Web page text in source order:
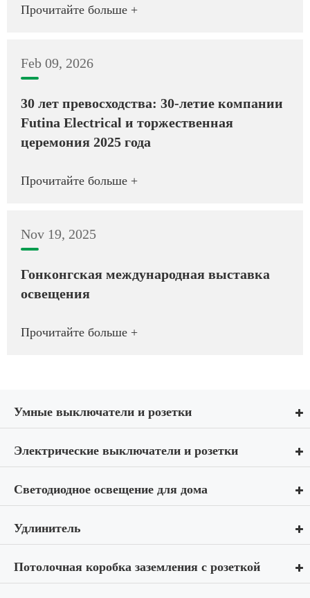
Прочитайте больше +
Feb 09, 2026
30 лет превосходства: 30-летие компании
Futina Electrical и торжественная
церемония 2025 года
Прочитайте больше +
Nov 19, 2025
Гонконгская международная выставка
освещения
Прочитайте больше +
Умные выключатели и розетки
Электрические выключатели и розетки
Светодиодное освещение для дома
Удлинитель
Потолочная коробка заземления с розеткой